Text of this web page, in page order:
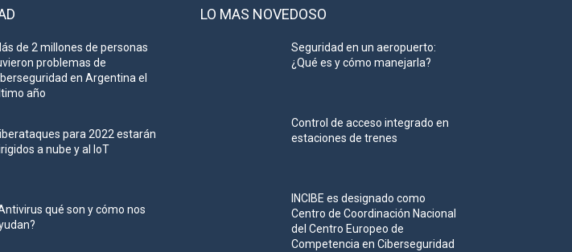
de 2 millones de personas
problemas de
en Argentina el
año
para 2022 estarán
a nube y al IoT
qué son y cómo nos
LO MAS NOVEDOSO
Seguridad en un aeropuerto:
¿Qué es y cómo manejarla?
Control de acceso integrado en
estaciones de trenes
INCIBE es designado como
Centro de Coordinación Nacional
del Centro Europeo de
Competencia en Ciberseguridad